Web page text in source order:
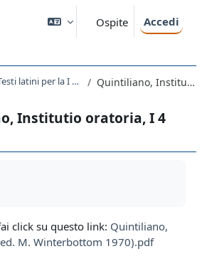
Ospite Accedi
Testi latini per la I parte del corso Quintiliano, Institutio oratoria, I 4
Institutio oratoria, I 4
click su questo link: Quintiliano,
M. Winterbottom 1970).pdf